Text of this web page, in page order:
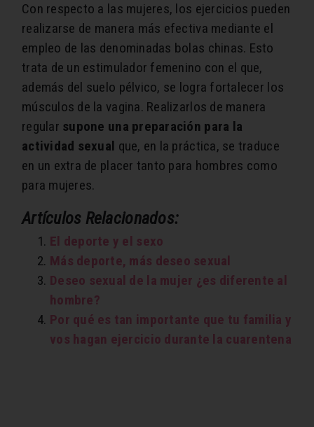
Con respecto a las mujeres, los ejercicios pueden
realizarse de manera más efectiva mediante el
empleo de las denominadas bolas chinas. Esto
trata de un estimulador femenino con el que,
además del suelo pélvico, se logra fortalecer los
músculos de la vagina. Realizarlos de manera
regular supone una preparación para la
actividad sexual que, en la práctica, se traduce
en un extra de placer tanto para hombres como
para mujeres.
Artículos Relacionados:
El deporte y el sexo
Más deporte, más deseo sexual
Deseo sexual de la mujer ¿es diferente al
hombre?
Por qué es tan importante que tu familia y
vos hagan ejercicio durante la cuarentena